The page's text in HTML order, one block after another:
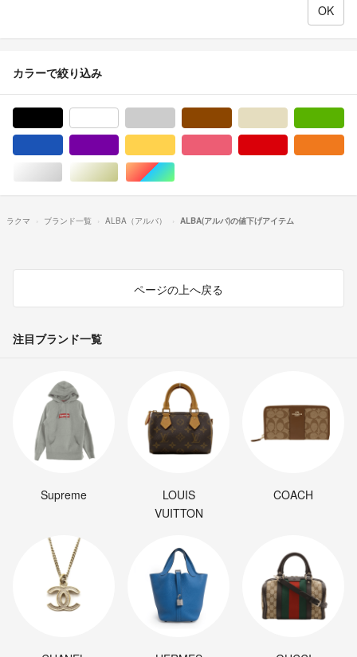
カラーで絞り込み
シルバー/銀色系ゴールド/金色系マルチカラー
ラクマ ブランド一覧 ALBA（アルバ） ALBA(アルバ)の値下げアイテム
ページの上へ戻る
注目ブランド一覧
Supreme
LOUIS
VUITTON
COACH